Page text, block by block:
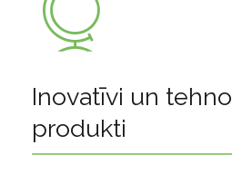
Inovatīvi un
produkti